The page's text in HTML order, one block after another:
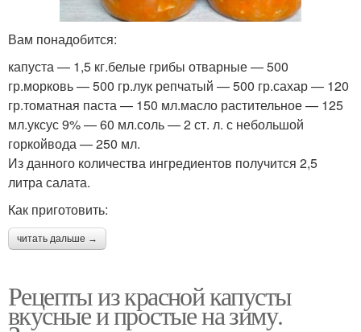
Вам понадобится:
капуста — 1,5 кг.белые грибы отварные — 500
гр.морковь — 500 гр.лук репчатый — 500 гр.сахар — 120
гр.томатная паста — 150 мл.масло растительное — 125
мл.уксус 9% — 60 мл.соль — 2 ст. л. с небольшой
горкойвода — 250 мл.
Из данного количества ингредиентов получится 2,5
литра салата.
Как приготовить:
читать дальше →
Рецепты из красной капусты
вкусные и простые на зиму.